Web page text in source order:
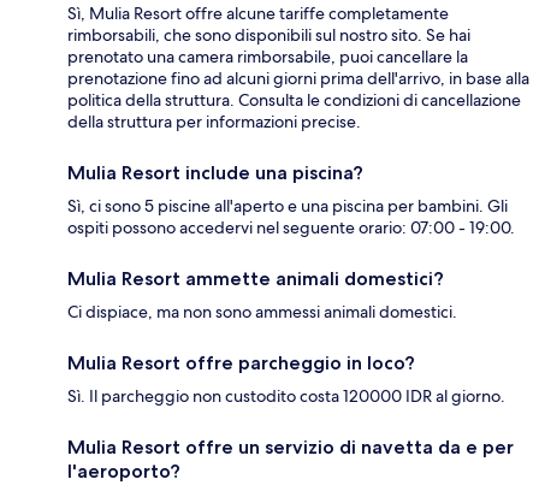
Sì, Mulia Resort offre alcune tariffe completamente
rimborsabili, che sono disponibili sul nostro sito. Se hai
prenotato una camera rimborsabile, puoi cancellare la
prenotazione fino ad alcuni giorni prima dell'arrivo, in base alla
politica della struttura. Consulta le condizioni di cancellazione
della struttura per informazioni precise.
Mulia Resort include una piscina?
Sì, ci sono 5 piscine all'aperto e una piscina per bambini. Gli
ospiti possono accedervi nel seguente orario: 07:00 - 19:00.
Mulia Resort ammette animali domestici?
Ci dispiace, ma non sono ammessi animali domestici.
Mulia Resort offre parcheggio in loco?
Sì. Il parcheggio non custodito costa 120000 IDR al giorno.
Mulia Resort offre un servizio di navetta da e per
l'aeroporto?